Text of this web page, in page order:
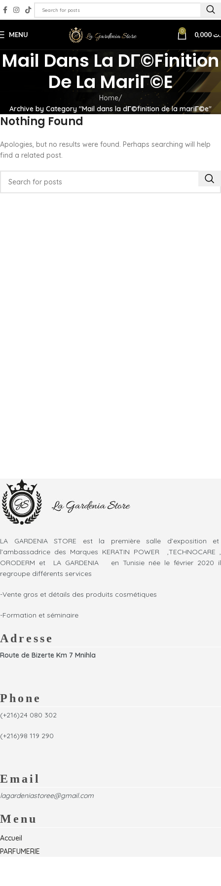
MENU 0
Mail Dans La DГ©finition
De La MariГ©e
Home
Archive by Category "Mail dans la dГ©finition de la mariГ©e"
Nothing Found
Apologies, but no results were found. Perhaps searching will help
find a related post.
LA GARDENIA STORE est la première salle d’exposition et
l’ambassadrice des Marques KERATIN POWER ,TECHNOCARE ,
ORODERM et LA GARDENIA en Tunisie née le février 2020 il
regroupe différents services
-Vente gros et détails des produits cosmétiques
-Formation et séminaire
Adresse
Route de Bizerte Km 7 Mnihla
Phone
(+216)24 080 302
(+216)98 119 290
Email
lagardeniastoree@gmail.com
Menu
Accueil
PARFUMERIE